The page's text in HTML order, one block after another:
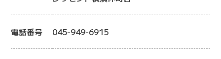
電話番号 045-949-6915